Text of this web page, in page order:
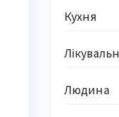
Кухня
Людина